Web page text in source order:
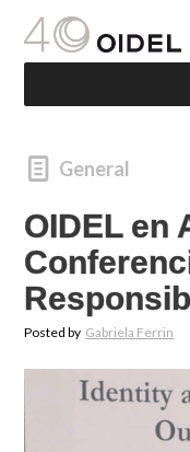
General
OIDEL en
Posted by Gabriela Ferrin